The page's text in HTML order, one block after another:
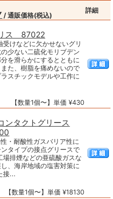
/ 通販価格(税込)
詳細
ス 87022
受けなどに欠かせないグリ
少ない二硫化モリブデン
を滑らかにするとともに
た、樹脂を痛めないので
スチックモデルや工作に
【数量1個〜】単価 ¥430
ンタクトグリース
・耐酸性ガスバリア性に
タイプの接点グリースで
場排煙などの亜硫酸ガスな
、海岸地域の塩害対策に
接...
【数量1個〜】単価 ¥18130